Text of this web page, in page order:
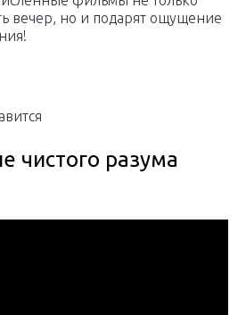
вечер, но и подарят ощущение
чистого разума